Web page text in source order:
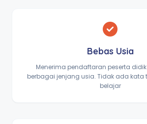
Bebas Usia
Menerima pendaftaran peserta
berbagai jenjang usia. Tidak ada kata
belajar